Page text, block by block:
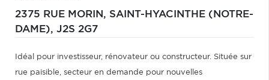
2375 RUE MORIN, SAINT-HYACINTHE (NOTRE-
DAME), J2S 2G7
Idéal pour investisseur, rénovateur ou constructeur. Située sur
rue paisible, secteur en demande pour nouvelles